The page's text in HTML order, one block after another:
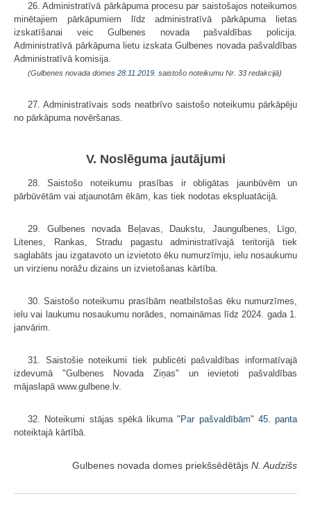
26. Administratīvā pārkāpuma procesu par saistošajos noteikumos
minētajiem pārkāpumiem līdz administratīvā pārkāpuma lietas
izskatīšanai veic Gulbenes novada pašvaldības policija.
Administratīvā pārkāpuma lietu izskata Gulbenes novada pašvaldības
Administratīvā komisija.
(Gulbenes novada domes 28.11.2019. saistošo noteikumu Nr. 33 redakcijā)
27. Administratīvais sods neatbrīvo saistošo noteikumu pārkāpēju
no pārkāpuma novēršanas.
V. Noslēguma jautājumi
28. Saistošo noteikumu prasības ir obligātas jaunbūvēm un
pārbūvētām vai atjaunotām ēkām, kas tiek nodotas ekspluatācijā.
29. Gulbenes novada Beļavas, Daukstu, Jaungulbenes, Līgo,
Litenes, Rankas, Stradu pagastu administratīvajā teritorijā tiek
saglabāts jau izgatavoto un izvietoto ēku numurzīmju, ielu nosaukumu
un virzienu norāžu dizains un izvietošanas kārtība.
30. Saistošo noteikumu prasībām neatbilstošas ēku numurzīmes,
ielu vai laukumu nosaukumu norādes, nomaināmas līdz 2024. gada 1.
janvārim.
31. Saistošie noteikumi tiek publicēti pašvaldības informatīvajā
izdevumā "Gulbenes Novada Ziņas" un ievietoti pašvaldības
mājaslapā www.gulbene.lv.
32. Noteikumi stājas spēkā likuma " Par pašvaldībām" 45. panta
noteiktajā kārtībā.
Gulbenes novada domes priekšsēdētājs N. Audzišs